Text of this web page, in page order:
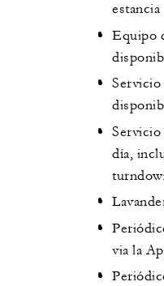
estancia
Equipo
Servicio
día,
via la